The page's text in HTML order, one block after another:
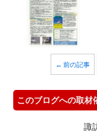
← 前の記事
このブログへの取材
諏